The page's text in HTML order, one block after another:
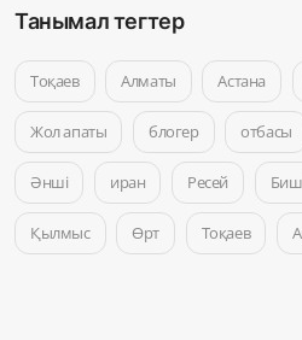
Танымал тегтер
Тоқаев Алматы Астана
Жол апаты блогер отбасы
Әнші иран Ресей
Қылмыс Өрт Тоқаев